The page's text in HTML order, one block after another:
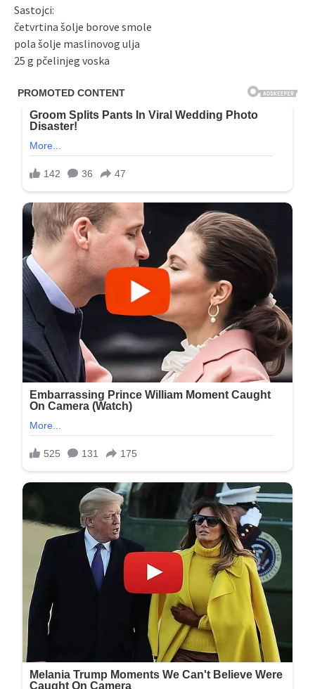
Sastojci:
četvrtina šolje borove smole
pola šolje maslinovog ulja
25 g pčelinjeg voska